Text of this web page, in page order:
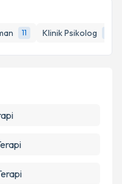
11 Klinik Psikolog
ilişkin
verilerimin belirtilen
Gönder